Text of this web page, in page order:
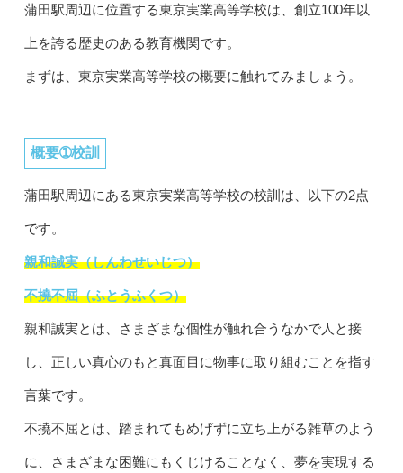
蒲田駅周辺に位置する東京実業高等学校は、創立100年以
上を誇る歴史のある教育機関です。
まずは、東京実業高等学校の概要に触れてみましょう。
概要➀校訓
蒲田駅周辺にある東京実業高等学校の校訓は、以下の2点
です。
親和誠実（しんわせいじつ）
不撓不屈（ふとうふくつ）
親和誠実とは、さまざまな個性が触れ合うなかで人と接
し、正しい真心のもと真面目に物事に取り組むことを指す
言葉です。
不撓不屈とは、踏まれてもめげずに立ち上がる雑草のよう
に、さまざまな困難にもくじけることなく、夢を実現する